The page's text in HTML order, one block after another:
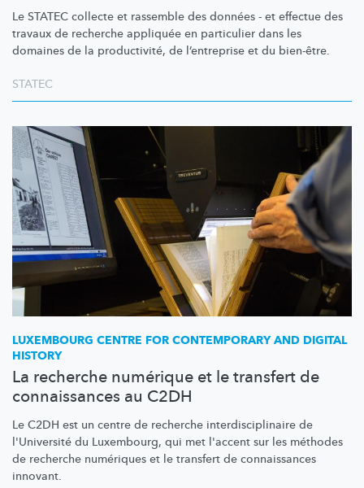
Le STATEC collecte et rassemble des données - et effectue des
travaux de recherche appliquée en particulier dans les
domaines de la productivité, de l’entreprise et du bien-être.
STATEC
LUXEMBOURG CENTRE FOR CONTEMPORARY AND DIGITAL
HISTORY
La recherche numérique et le transfert de
connaissances au C2DH
Le C2DH est un centre de recherche interdisciplinaire de
l'Université du Luxembourg, qui met l'accent sur les méthodes
de recherche numériques et le transfert de connaissances
innovant.